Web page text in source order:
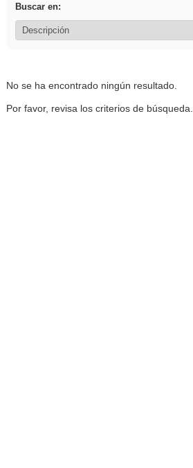
Buscar en:
No se ha encontrado ningún resultado.
Por favor, revisa los criterios de búsqueda.